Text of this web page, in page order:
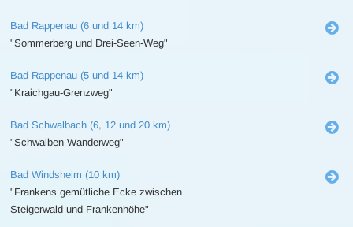
Bad Rappenau (6 und 14 km)
"Sommerberg und Drei-Seen-Weg"
Bad Rappenau (5 und 14 km)
"Kraichgau-Grenzweg"
Bad Schwalbach (6, 12 und 20 km)
"Schwalben Wanderweg"
Bad Windsheim (10 km)
"Frankens gemütliche Ecke zwischen
Steigerwald und Frankenhöhe"